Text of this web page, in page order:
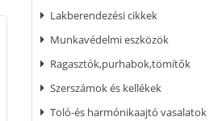
Lakberendezési cikkek
Munkavédelmi eszközök
Ragasztók,purhabok,tömítők
Szerszámok és kellékek
Toló-és harmónikaajtó vasalatok